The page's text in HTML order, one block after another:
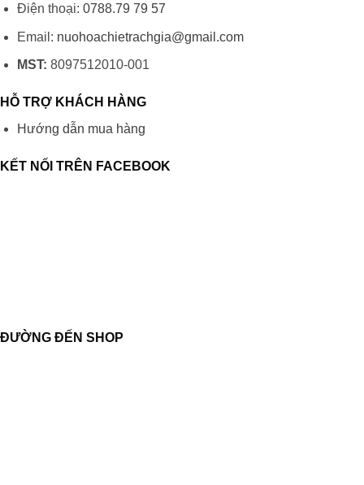
Điện thoại: 0788.79 79 57
Email: nuohoachietrachgia@gmail.com
MST: 8097512010-001
HỖ TRỢ KHÁCH HÀNG
Hướng dẫn mua hàng
KẾT NỐI TRÊN FACEBOOK
ĐƯỜNG ĐẾN SHOP